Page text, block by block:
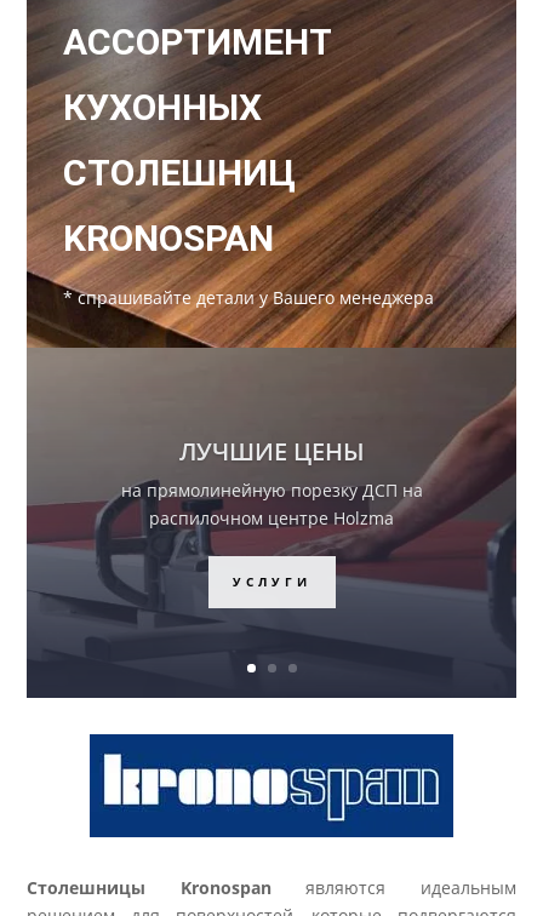
АССОРТИМЕНТ
КУХОННЫХ
СТОЛЕШНИЦ
KRONOSPAN
* спрашивайте детали у Вашего менеджера
РАСПРОДАЖА
Невероятные цены на
комплектующие раздвижной
системы для шкафов купе!
ПЕРЕЙТИ
Столешницы Kronospanявляются идеальным